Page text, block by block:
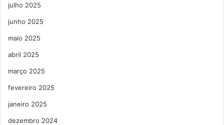
julho 2025
junho 2025
maio 2025
abril 2025
março 2025
fevereiro 2025
janeiro 2025
dezembro 2024